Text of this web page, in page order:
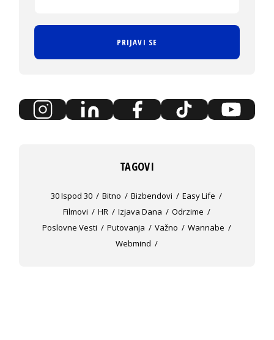
PRIJAVI SE
TAGOVI
30 Ispod 30 Bitno Bizbendovi
Easy Life
Filmovi
HR Izjava Dana
Odrzime
Poslovne Vesti
Putovanja Važno
Wannabe
Webmind